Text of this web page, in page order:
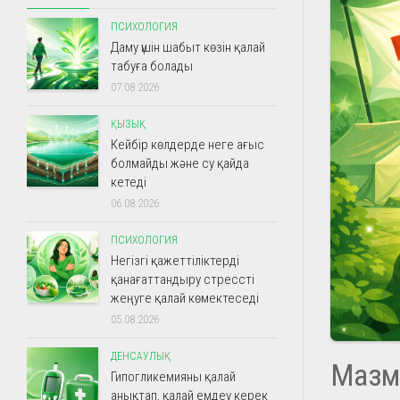
ПСИХОЛОГИЯ
Даму үшін шабыт көзін қалай
табуға болады
07.08.2026
ҚЫЗЫҚ
Кейбір көлдерде неге ағыс
болмайды және су қайда
кетеді
06.08.2026
ПСИХОЛОГИЯ
Негізгі қажеттіліктерді
қанағаттандыру стрессті
жеңуге қалай көмектеседі
05.08.2026
ДЕНСАУЛЫҚ
Гипогликемияны қалай
анықтап, қалай емдеу керек